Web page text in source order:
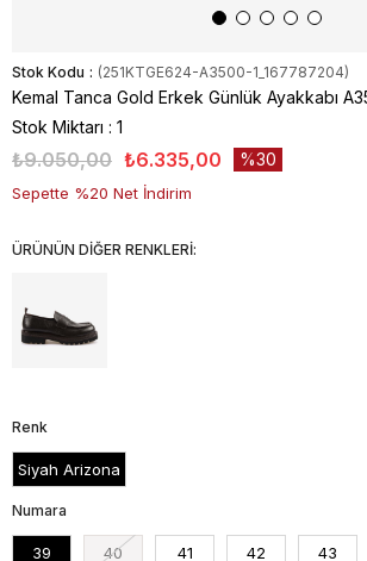
Stok Kodu (251KTGE624-A3500-1_167787204)
Kemal Tanca Gold Erkek Günlük Ayakkabı
Stok Miktarı : 1
₺9.050,00 ₺6.335,00 30
Sepette %20 Net İndirim
ÜRÜNÜN DİĞER RENKLERİ:
Renk
Siyah Arizona
Numara
39 40 41 42 43